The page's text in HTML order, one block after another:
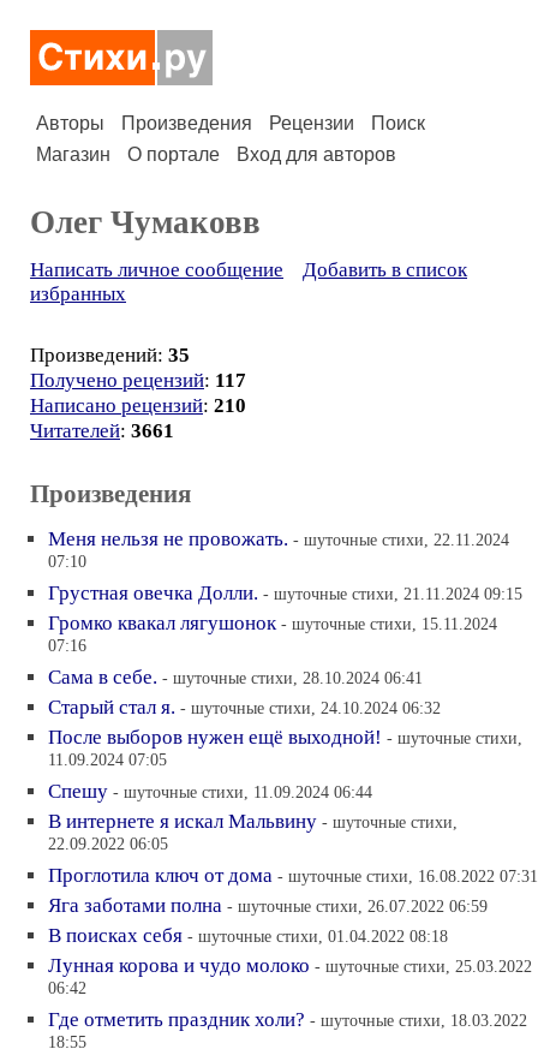
Авторы Произведения Рецензии
Поиск
Магазин
О портале Вход для авторов
Олег Чумаковв
Написать личное сообщение
Добавить в список
избранных
Произведений: 35
Получено рецензий: 117
Написано рецензий: 210
Читателей: 3661
Произведения
Меня нельзя не провожать. - шуточные стихи, 22.11.2024
07:10
Грустная овечка Долли. - шуточные стихи, 21.11.2024 09:15
Громко квакал лягушонок - шуточные стихи, 15.11.2024
07:16
Сама в себе. - шуточные стихи, 28.10.2024 06:41
Старый стал я. - шуточные стихи, 24.10.2024 06:32
После выборов нужен ещё выходной! - шуточные стихи,
11.09.2024 07:05
Спешу - шуточные стихи, 11.09.2024 06:44
В интернете я искал Мальвину - шуточные стихи,
22.09.2022 06:05
Проглотила ключ от дома - шуточные стихи, 16.08.2022 07:31
Яга заботами полна - шуточные стихи, 26.07.2022 06:59
В поисках себя - шуточные стихи, 01.04.2022 08:18
Лунная корова и чудо молоко - шуточные стихи, 25.03.2022
06:42
Где отметить праздник холи? - шуточные стихи, 18.03.2022
18:55